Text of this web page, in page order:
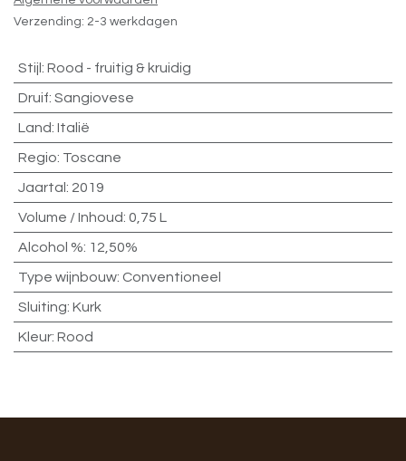
Verzending: 2-3 werkdagen
Stijl : Rood - fruitig & kruidig
Druif: Sangiovese
Land: Italië
Regio: Toscane
Jaartal : 2019
Volume / Inhoud: 0,75 L
Alcohol %: 12,50%
Type wijnbouw: Conventioneel
Sluiting: Kurk
Kleur: Rood